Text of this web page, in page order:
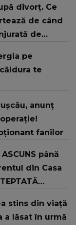
divorț. Ce
de când
de
pe
te
anunț
fanilor
până
din Casa
stins din viață
a lăsat în urmă